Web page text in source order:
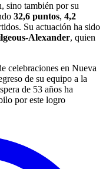
sino también por su
32,6 puntos, 4,2
Su actuación ha sido
Alexander, quien
celebraciones en Nueva
de su equipo a la
de 53 años ha
por este logro